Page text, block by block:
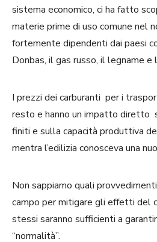
sistema economico, ci ha fatto
materie prime di uso comune nel
fortemente dipendenti dai paesi
Donbas, il gas russo, il legname e
I prezzi dei carburanti per i
resto e hanno un impatto diretto
finiti e sulla capacità produttiva
mentra l’edilizia conosceva una
Non sappiamo quali
campo per mitigare gli effetti del
stessi saranno sufficienti a
“normalità”.